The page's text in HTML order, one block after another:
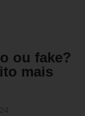
ou fake?
mais